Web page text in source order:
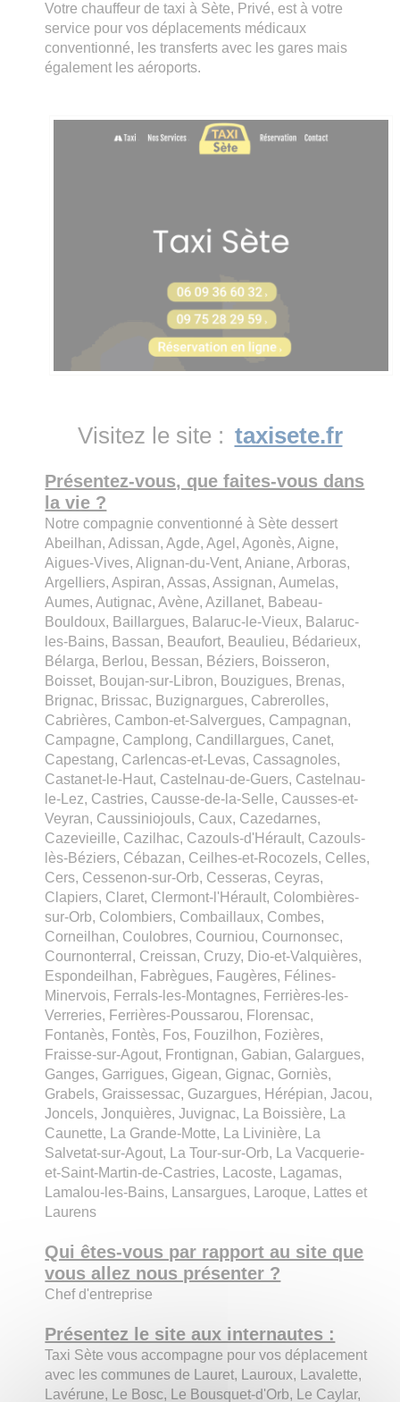
Votre chauffeur de taxi à Sète, Privé, est à votre
service pour vos déplacements médicaux
conventionné, les transferts avec les gares mais
également les aéroports.
Visitez le site : taxisete.fr
Présentez-vous, que faites-vous dans
la vie ?
Notre compagnie conventionné à Sète dessert
Abeilhan, Adissan, Agde, Agel, Agonès, Aigne,
Aigues-Vives, Alignan-du-Vent, Aniane, Arboras,
Argelliers, Aspiran, Assas, Assignan, Aumelas,
Aumes, Autignac, Avène, Azillanet, Babeau-
Bouldoux, Baillargues, Balaruc-le-Vieux, Balaruc-
les-Bains, Bassan, Beaufort, Beaulieu, Bédarieux,
Bélarga, Berlou, Bessan, Béziers, Boisseron,
Boisset, Boujan-sur-Libron, Bouzigues, Brenas,
Brignac, Brissac, Buzignargues, Cabrerolles,
Cabrières, Cambon-et-Salvergues, Campagnan,
Campagne, Camplong, Candillargues, Canet,
Capestang, Carlencas-et-Levas, Cassagnoles,
Castanet-le-Haut, Castelnau-de-Guers, Castelnau-
le-Lez, Castries, Causse-de-la-Selle, Causses-et-
Veyran, Caussiniojouls, Caux, Cazedarnes,
Cazevieille, Cazilhac, Cazouls-d'Hérault, Cazouls-
lès-Béziers, Cébazan, Ceilhes-et-Rocozels, Celles,
Cers, Cessenon-sur-Orb, Cesseras, Ceyras,
Clapiers, Claret, Clermont-l'Hérault, Colombières-
sur-Orb, Colombiers, Combaillaux, Combes,
Corneilhan, Coulobres, Courniou, Cournonsec,
Cournonterral, Creissan, Cruzy, Dio-et-Valquières,
Espondeilhan, Fabrègues, Faugères, Félines-
Minervois, Ferrals-les-Montagnes, Ferrières-les-
Verreries, Ferrières-Poussarou, Florensac,
Fontanès, Fontès, Fos, Fouzilhon, Fozières,
Fraisse-sur-Agout, Frontignan, Gabian, Galargues,
Ganges, Garrigues, Gigean, Gignac, Gorniès,
Grabels, Graissessac, Guzargues, Hérépian, Jacou,
Joncels, Jonquières, Juvignac, La Boissière, La
Caunette, La Grande-Motte, La Livinière, La
Salvetat-sur-Agout, La Tour-sur-Orb, La Vacquerie-
et-Saint-Martin-de-Castries, Lacoste, Lagamas,
Lamalou-les-Bains, Lansargues, Laroque, Lattes et
Laurens
Qui êtes-vous par rapport au site que
vous allez nous présenter ?
Chef d'entreprise
Présentez le site aux internautes :
Taxi Sète vous accompagne pour vos déplacement
avec les communes de Lauret, Lauroux, Lavalette,
Lavérune, Le Bosc, Le Bousquet-d'Orb, Le Caylar,